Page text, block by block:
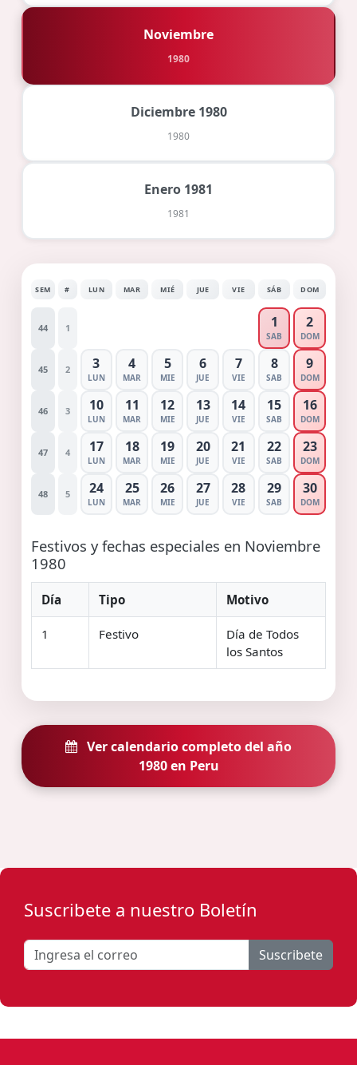
Noviembre
1980
Diciembre 1980
1980
Enero 1981
1981
SEM # LUN MAR MIÉ JUE VIE SÁB DOM
44 1 1
SAB
2
DOM
45 2 3
LUN
4
MAR
5
MIE
6
JUE
7
VIE
8
SAB
9
DOM
46 3 10
LUN
11
MAR
12
MIE
13
JUE
14
VIE
15
SAB
16
DOM
47 4 17
LUN
18
MAR
19
MIE
20
JUE
21
VIE
22
SAB
23
DOM
48 5 24
LUN
25
MAR
26
MIE
27
JUE
28
VIE
29
SAB
30
DOM
Festivos y fechas especiales en Noviembre
1980
Día Tipo Motivo
1 Festivo
Día de Todos
los Santos
Ver calendario completo del año
1980 en Peru
Suscribete a nuestro Boletín
Suscribete